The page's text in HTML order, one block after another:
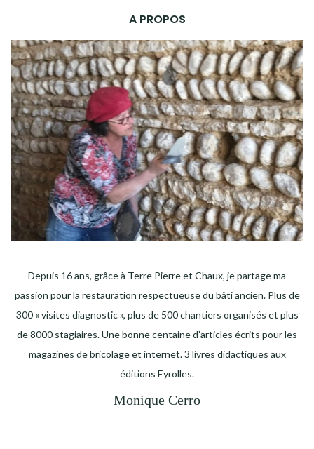
A PROPOS
Depuis 16 ans, grâce à Terre Pierre et Chaux, je partage ma
passion pour la restauration respectueuse du bâti ancien. Plus de
300 « visites diagnostic », plus de 500 chantiers organisés et plus
de 8000 stagiaires. Une bonne centaine d’articles écrits pour les
magazines de bricolage et internet. 3 livres didactiques aux
éditions Eyrolles.
Monique Cerro